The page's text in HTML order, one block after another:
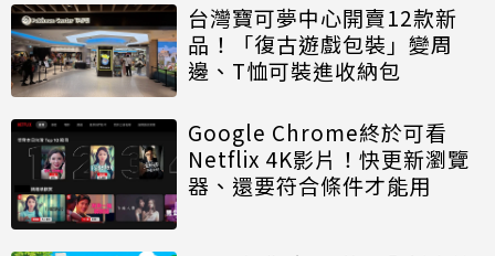
台灣寶可夢中心開賣12款新
品！「復古遊戲包裝」變周
邊、T恤可裝進收納包
Google Chrome終於可看
Netflix 4K影片！快更新瀏覽
器、還要符合條件才能用